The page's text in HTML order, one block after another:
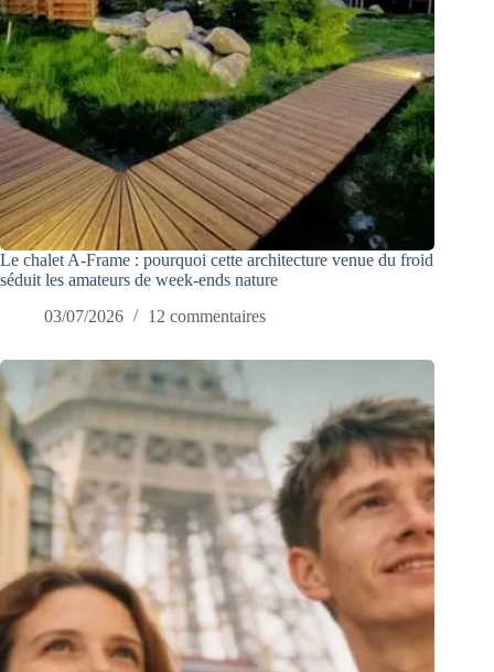
Le chalet A-Frame : pourquoi cette architecture venue du froid
séduit les amateurs de week-ends nature
03/07/2026
12 commentaires